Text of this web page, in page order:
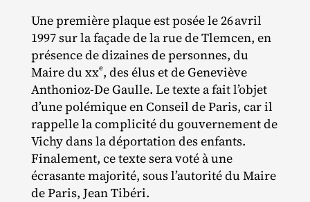
Une première plaque est posée le 26 avril
1997 sur la façade de la rue de Tlemcen, en
présence de dizaines de personnes, du
Maire du xxe, des élus et de Geneviève
Anthonioz‐​De Gaulle. Le texte a fait l’objet
d’une polémique en Conseil de Paris, car il
rappelle la complicité du gouvernement de
Vichy dans la déportation des enfants.
Finalement, ce texte sera voté à une
écrasante majorité, sous l’autorité du Maire
de Paris, Jean Tibéri.